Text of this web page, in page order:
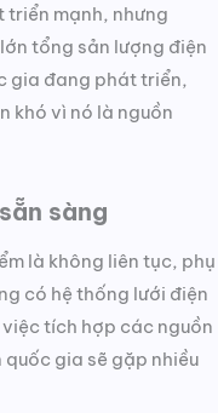
mạnh, nhưng
tổng sản lượng điện
gia đang phát triển,
khó vì nó là nguồn
sàng
là không liên tục, phụ
có hệ thống lưới điện
tích hợp các nguồn
gia sẽ gặp nhiều